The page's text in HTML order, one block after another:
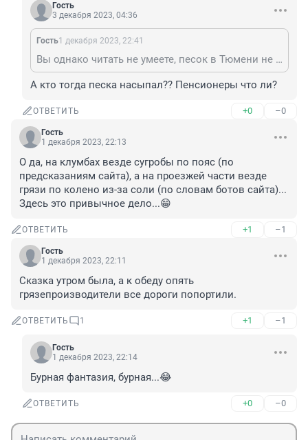
Гость
3 декабря 2023, 04:36
Гость1 декабря 2023, 22:41
Вы однако читать не умеете, песок в Тюмени не сыпят, об этом даже стенгазета писала. Да и со зрением у вас как-то...
А кто тогда песка насыпал?? Пенсионеры что ли?
ОТВЕТИТЬ +0 –0
Гость
1 декабря 2023, 22:13
О да, на клумбах везде сугробы по пояс (по
предсказаниям сайта), а на проезжей части везде
грязи по колено из-за соли (по словам ботов сайта)...
Здесь это привычное дело...😁
ОТВЕТИТЬ +1 –1
Гость
1 декабря 2023, 22:11
Сказка утром была, а к обеду опять
грязепроизводители все дороги попортили.
ОТВЕТИТЬ 1 +1 –1
Гость
1 декабря 2023, 22:14
Бурная фантазия, бурная...😂
ОТВЕТИТЬ +0 –0